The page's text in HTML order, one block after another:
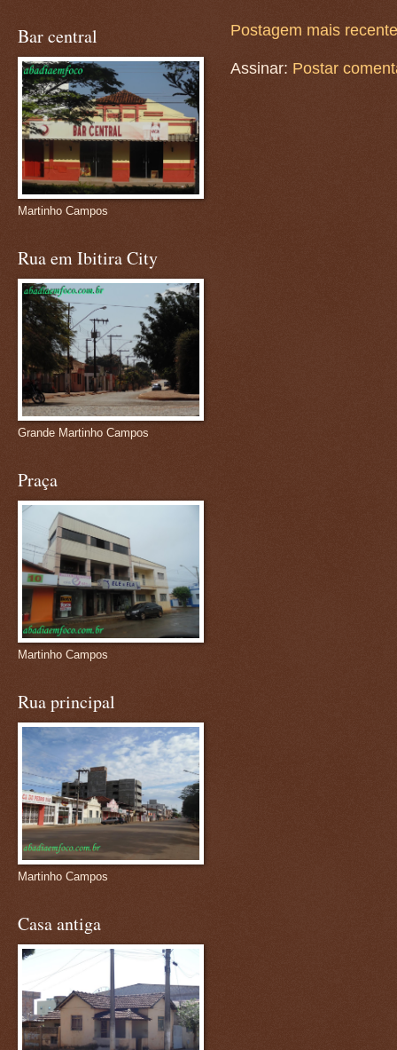
Postagem mais recente
Assinar: Postar
Bar central
Martinho Campos
Rua em Ibitira City
Grande Martinho Campos
Praça
Martinho Campos
Rua principal
Martinho Campos
Casa antiga